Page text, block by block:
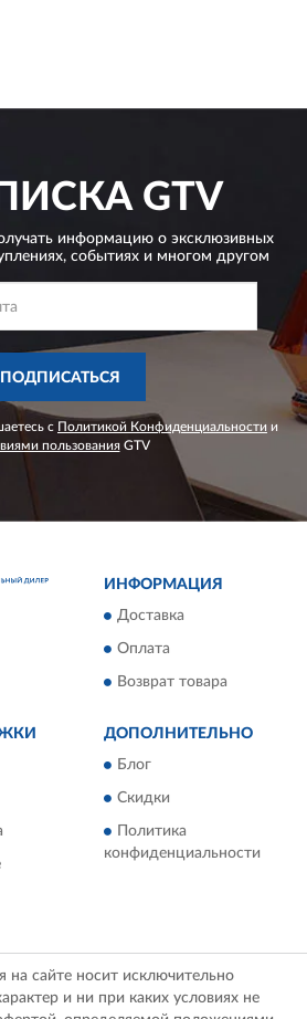
GTV
информацию о эксклюзивных
событиях и многом другом
ПОДПИСАТЬСЯ
с Политикой Конфиденциальности и
пользованияGTV
ИНФОРМАЦИЯ
Доставка
Оплата
Возврат товара
ДОПОЛНИТЕЛЬНО
Блог
Скидки
Политика
конфиденциальности
на сайте носит исключительно
и ни при каких условиях не